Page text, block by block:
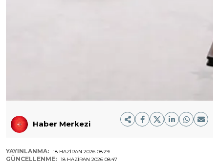
Haber Merkezi
YAYINLANMA: 18 HAZIRAN 2026 08:29
GÜNCELLENME: 18 HAZIRAN 2026 08:47